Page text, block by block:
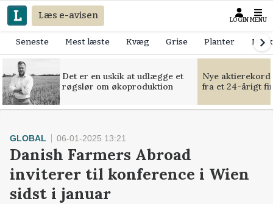
Læs e-avisen LOGIN MENU
Seneste Mest læste Kvæg Grise Planter
Det er en uskik at udlægge et
røgslør om økoproduktion
Nye
fra et 24-årigt
GLOBAL 06-01-2025 13:21
Danish Farmers Abroad
inviterer til konference i Wien
sidst i januar